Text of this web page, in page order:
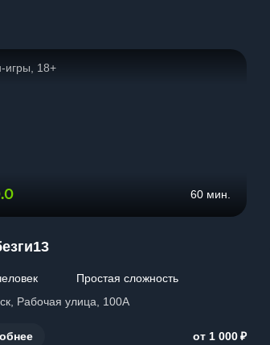
игры, 18+
60 мин.
Простая сложность
Рабочая улица, 100А
от 1 000₽